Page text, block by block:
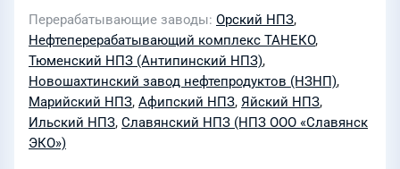
Перерабатывающие заводы Орский НПЗ,
Нефтеперерабатывающий комплекс ТАНЕКО,
Тюменский НПЗ (Антипинский НПЗ),
Новошахтинский завод нефтепродуктов (НЗНП),
Марийский НПЗ, Афипский НПЗ, Яйский НПЗ,
Ильский НПЗ, Славянский НПЗ (НПЗ ООО «Славянск
ЭКО»)